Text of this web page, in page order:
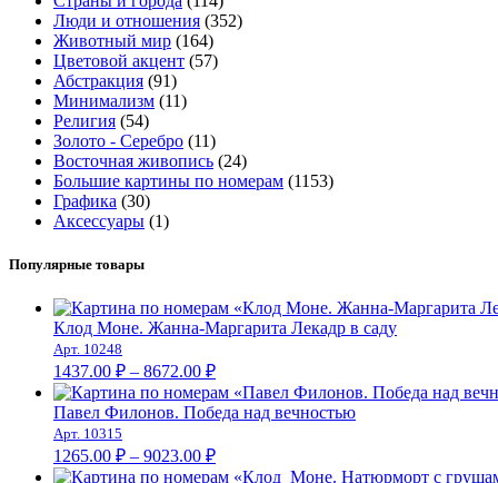
Люди и отношения (352)
Животный мир (164)
Цветовой акцент (57)
Абстракция (91)
Минимализм (11)
Религия (54)
Золото - Серебро (11)
Восточная живопись (24)
Большие картины по номерам (1153)
Графика (30)
Аксессуары (1)
Популярные товары
Клод Моне. Жанна-Маргарита Лекадр в саду
Арт. 10248
1437.00 ₽ – 8672.00 ₽Диапазон
цен:
1437.00 ₽
8672.00 ₽
Павел Филонов. Победа над вечностью
Арт. 10315
1265.00 ₽ – 9023.00 ₽Диапазон
цен: